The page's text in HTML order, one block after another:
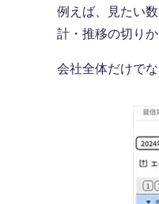
例えば、見たい
計・推移の切り
会社全体だけで